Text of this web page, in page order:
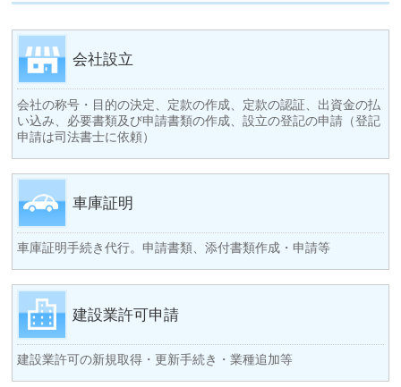
会社設立
会社の称号・目的の決定、定款の作成、定款の認証、出資金の払
い込み、必要書類及び申請書類の作成、設立の登記の申請（登記
申請は司法書士に依頼）
車庫証明
車庫証明手続き代行。申請書類、添付書類作成・申請等
建設業許可申請
建設業許可の新規取得・更新手続き・業種追加等